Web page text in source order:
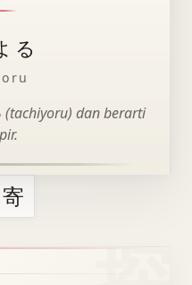
る
(tachiyoru) dan berarti
寄